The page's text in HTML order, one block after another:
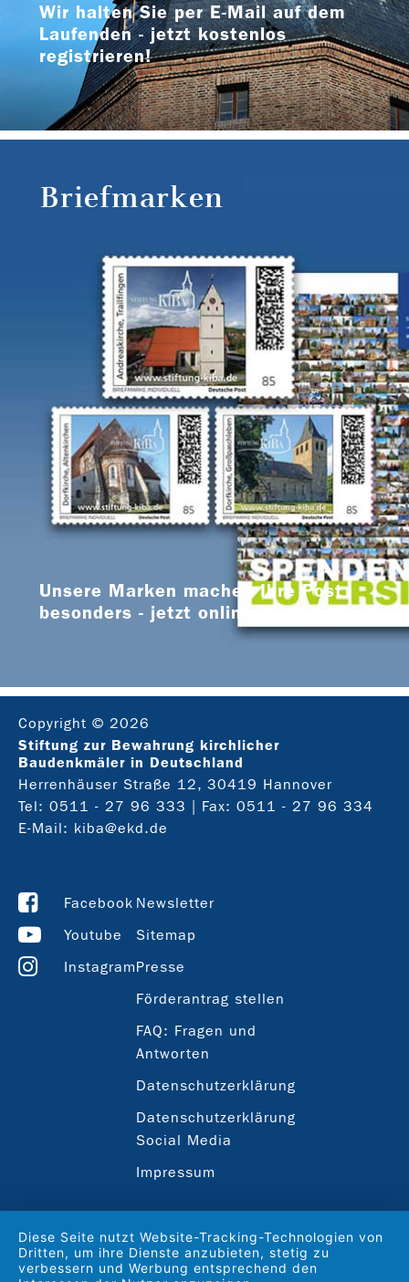
Wir halten Sie per E-Mail auf dem
Laufenden - jetzt kostenlos
registrieren!
Briefmarken
Unsere Marken machen Ihre Post
besonders - jetzt online bestellen
Copyright © 2026
Stiftung zur Bewahrung kirchlicher
Baudenkmäler in Deutschland
Herrenhäuser Straße 12, 30419 Hannover
Tel: 0511 - 27 96 333 | Fax: 0511 - 27 96 334
E-Mail: kiba@ekd.de
Facebook
Youtube
Instagram
Newsletter
Sitemap
Presse
Förderantrag stellen
FAQ: Fragen und
Antworten
Datenschutzerklärung
Datenschutzerklärung
Social Media
Impressum
Diese Seite nutzt Website-Tracking-Technologien von
Dritten, um ihre Dienste anzubieten, stetig zu
verbessern und Werbung entsprechend den